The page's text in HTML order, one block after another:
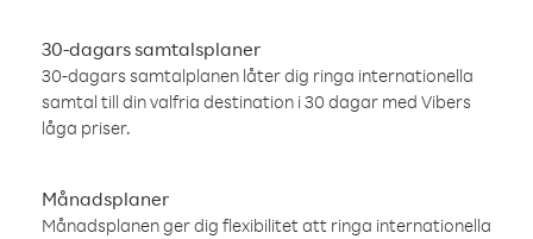
30-dagars samtalsplaner
30-dagars samtalplanen låter dig ringa internationella
samtal till din valfria destination i 30 dagar med Vibers
låga priser.
Månadsplaner
Månadsplanen ger dig flexibilitet att ringa internationella